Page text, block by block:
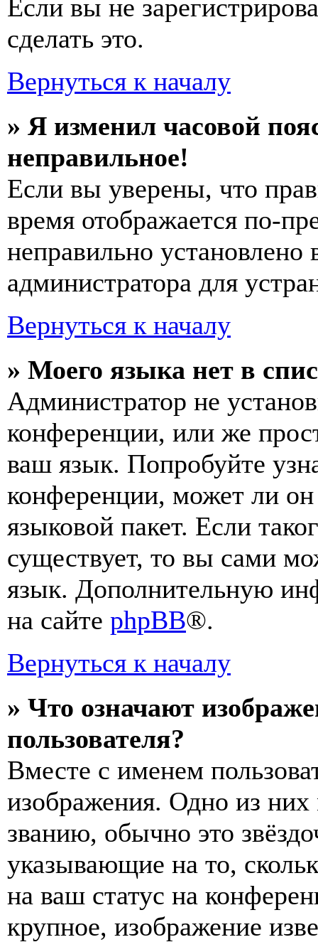
Если вы не
сделать это.
Вернуться к началу
» Я изменил часовой
неправильное!
Если вы уверены, что
время отображается по-
неправильно установлено
администратора для
Вернуться к началу
» Моего языка нет в
Администратор не
конференции, или же
ваш язык. Попробуйте
конференции, может ли
языковой пакет. Если
существует, то вы сами
язык. Дополнительную
на сайте phpBB®.
Вернуться к началу
» Что означают
пользователя?
Вместе с именем
изображения. Одно из
званию, обычно это
указывающие на то,
на ваш статус на
крупное, изображение